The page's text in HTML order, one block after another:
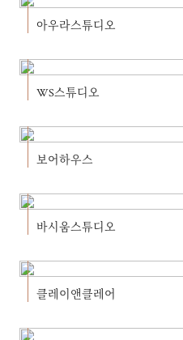
아우라스튜디오
WS스튜디오
보어하우스
바시움스튜디오
클레이앤클레어